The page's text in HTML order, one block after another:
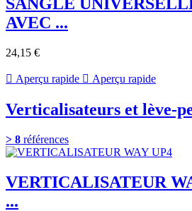
AVEC ...
24,15 €
 Aperçu rapide  Aperçu rapide
Verticalisateurs et lève-
> 8 références
VERTICALISATEUR
...